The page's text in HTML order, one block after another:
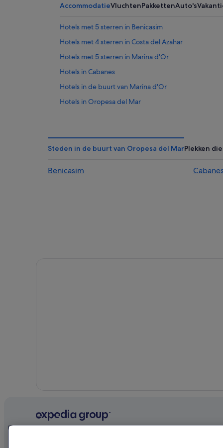
AccommodatieVluchtenPakkettenAuto's
Hotels met 5 sterren in Benicasim
Hotels met 4 sterren in Costa del Azahar
Hotels met 5 sterren in Marina d'Or
Hotels in Cabanes
Hotels in de buurt van Marina d'Or
Hotels in Oropesa del Mar
Particuliere vakantiehuizen in Costa del Azahar
Pensions in Benicasim
Steden in de buurt van Oropesa del MarPlekken
Benicasim Cabanes